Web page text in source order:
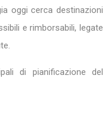
oggi cerca destinazioni
e rimborsabili, legate
di pianificazione del